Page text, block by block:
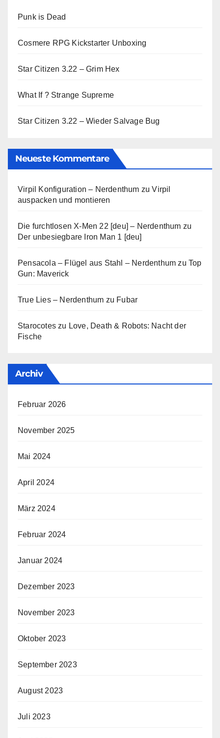
Punk is Dead
Cosmere RPG Kickstarter Unboxing
Star Citizen 3.22 – Grim Hex
What If ? Strange Supreme
Star Citizen 3.22 – Wieder Salvage Bug
Neueste Kommentare
Virpil Konfiguration – Nerdenthum zuVirpil
auspacken und montieren
Die furchtlosen X-Men 22 [deu] – Nerdenthum zu
Der unbesiegbare Iron Man 1 [deu]
Pensacola – Flügel aus Stahl – Nerdenthum zuTop
Gun: Maverick
True Lies – Nerdenthum zu Fubar
Starocotes zu Love, Death & Robots: Nacht der
Fische
Archiv
Februar 2026
November 2025
Mai 2024
April 2024
März 2024
Februar 2024
Januar 2024
Dezember 2023
November 2023
Oktober 2023
September 2023
August 2023
Juli 2023